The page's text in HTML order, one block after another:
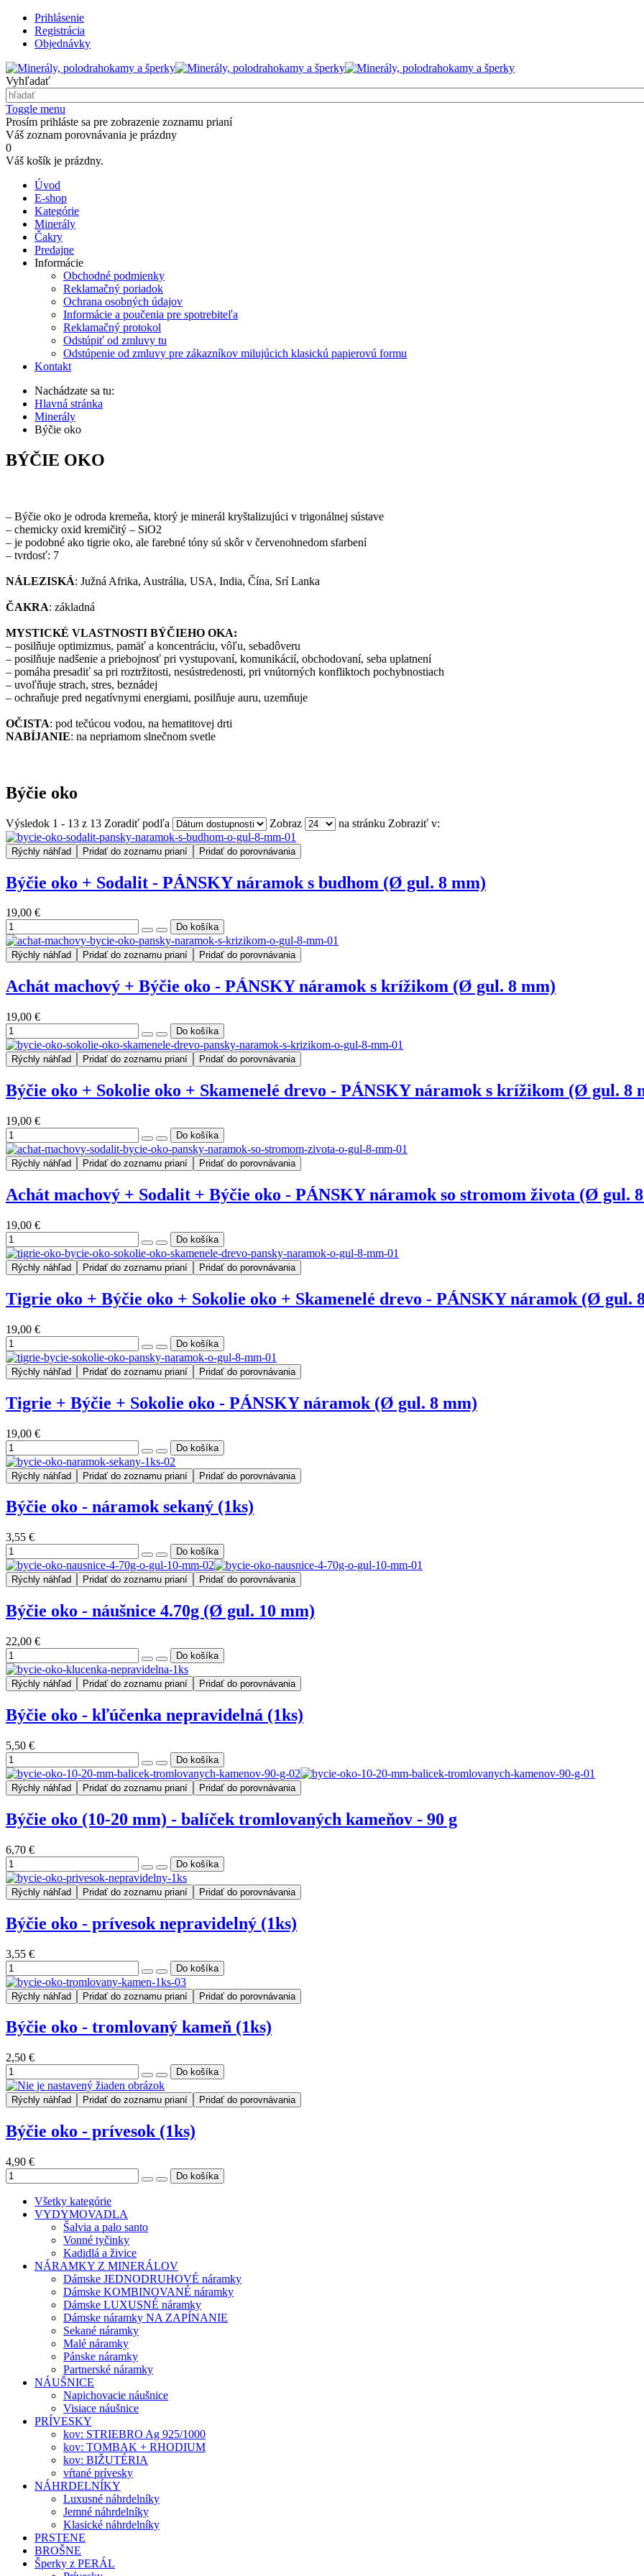
Prihlásenie
Registrácia
Objednávky
Vyhľadať
Toggle menu
Prosím prihláste sa pre zobrazenie zoznamu prianí
Váš zoznam porovnávania je prázdny
0
Váš košík je prázdny.
Úvod
E-shop
Kategórie
Minerály
Čakry
Predajne
Informácie
Obchodné podmienky
Reklamačný poriadok
Ochrana osobných údajov
Informácie a poučenia pre spotrebiteľa
Reklamačný protokol
Odstúpiť od zmluvy tu
Odstúpenie od zmluvy pre zákazníkov milujúcich klasickú papierovú formu
Kontakt
Nachádzate sa tu:
Hlavná stránka
Minerály
Býčie oko
BÝČIE OKO
– Býčie oko je odroda kremeňa, ktorý je minerál kryštalizujúci v trigonálnej sústave
– chemicky oxid kremičitý – SiO2
– je podobné ako tigrie oko, ale farebné tóny sú skôr v červenohnedom sfarbení
– tvrdosť: 7
NÁLEZISKÁ: Južná Afrika, Austrália, USA, India, Čína, Srí Lanka
ČAKRA: základná
MYSTICKÉ VLASTNOSTI BÝČIEHO OKA:
– posilňuje optimizmus, pamäť a koncentráciu, vôľu, sebadôveru
– posilňuje nadšenie a priebojnosť pri vystupovaní, komunikácií, obchodovaní, seba uplatnení
– pomáha presadiť sa pri roztržitosti, nesústredenosti, pri vnútorných konfliktoch pochybnostiach
– uvoľňuje strach, stres, beznádej
– ochraňuje pred negatívnymi energiami, posilňuje auru, uzemňuje
OČISTA: pod tečúcou vodou, na hematitovej drti
NABÍJANIE: na nepriamom slnečnom svetle
Býčie oko
Výsledok 1 - 13 z 13 Zoradiť podľa Zobraz na stránku Zobraziť v:
Rýchly náhľad Pridať do zoznamu prianí Pridať do porovnávania
Býčie oko + Sodalit - PÁNSKY náramok s budhom (Ø gul. 8 mm)
19,00 €
Rýchly náhľad Pridať do zoznamu prianí Pridať do porovnávania
Achát machový + Býčie oko - PÁNSKY náramok s krížikom (Ø gul. 8 mm)
19,00 €
Rýchly náhľad Pridať do zoznamu prianí Pridať do porovnávania
Býčie oko + Sokolie oko + Skamenelé drevo - PÁNSKY náramok s krížikom (Ø gul. 8
19,00 €
Rýchly náhľad Pridať do zoznamu prianí Pridať do porovnávania
Achát machový + Sodalit + Býčie oko - PÁNSKY náramok so stromom života (Ø gul.
19,00 €
Rýchly náhľad Pridať do zoznamu prianí Pridať do porovnávania
Tigrie oko + Býčie oko + Sokolie oko + Skamenelé drevo - PÁNSKY náramok (Ø gul.
19,00 €
Rýchly náhľad Pridať do zoznamu prianí Pridať do porovnávania
Tigrie + Býčie + Sokolie oko - PÁNSKY náramok (Ø gul. 8 mm)
19,00 €
Rýchly náhľad Pridať do zoznamu prianí Pridať do porovnávania
Býčie oko - náramok sekaný (1ks)
3,55 €
Rýchly náhľad Pridať do zoznamu prianí Pridať do porovnávania
Býčie oko - náušnice 4.70g (Ø gul. 10 mm)
22,00 €
Rýchly náhľad Pridať do zoznamu prianí Pridať do porovnávania
Býčie oko - kľúčenka nepravidelná (1ks)
5,50 €
Rýchly náhľad Pridať do zoznamu prianí Pridať do porovnávania
Býčie oko (10-20 mm) - balíček tromlovaných kameňov - 90 g
6,70 €
Rýchly náhľad Pridať do zoznamu prianí Pridať do porovnávania
Býčie oko - prívesok nepravidelný (1ks)
3,55 €
Rýchly náhľad Pridať do zoznamu prianí Pridať do porovnávania
Býčie oko - tromlovaný kameň (1ks)
2,50 €
Rýchly náhľad Pridať do zoznamu prianí Pridať do porovnávania
Býčie oko - prívesok (1ks)
4,90 €
Všetky kategórie
VYDYMOVADLA
Šalvia a palo santo
Vonné tyčinky
Kadidlá a živice
NÁRAMKY Z MINERÁLOV
Dámske JEDNODRUHOVÉ náramky
Dámske KOMBINOVANÉ náramky
Dámske LUXUSNÉ náramky
Dámske náramky NA ZAPÍNANIE
Sekané náramky
Malé náramky
Pánske náramky
Partnerské náramky
NÁUŠNICE
Napichovacie náušnice
Visiace náušnice
PRÍVESKY
kov: STRIEBRO Ag 925/1000
kov: TOMBAK + RHODIUM
kov: BIŽUTÉRIA
vŕtané prívesky
NÁHRDELNÍKY
Luxusné náhrdelníky
Jemné náhrdelníky
Klasické náhrdelníky
PRSTENE
BROŠNE
Šperky z PERÁL